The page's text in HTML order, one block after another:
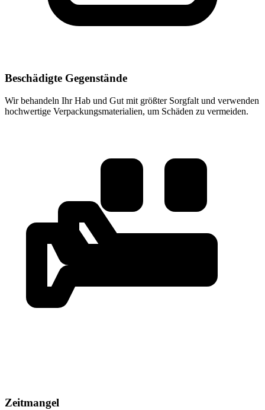
Beschädigte Gegenstände
Wir behandeln Ihr Hab und Gut mit größter Sorgfalt und verwenden
hochwertige Verpackungsmaterialien, um Schäden zu vermeiden.
Zeitmangel